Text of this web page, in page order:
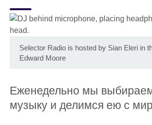
Selector Radio is hosted by Sian Eleri in
Edward Moore
Еженедельно мы
музыку и делимся ею с